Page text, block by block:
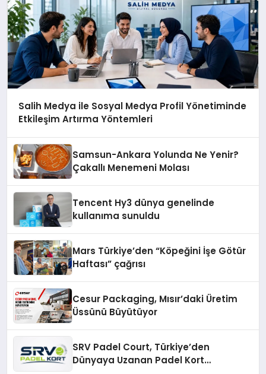
Salih Medya ile Sosyal Medya Profil Yönetiminde
Etkileşim Artırma Yöntemleri
Samsun-Ankara Yolunda Ne Yenir?
Çakallı Menemeni Molası
Tencent Hy3 dünya genelinde
kullanıma sunuldu
Mars Türkiye’den “Köpeğini İşe Götür
Haftası” çağrısı
Cesur Packaging, Mısır’daki Üretim
Üssünü Büyütüyor
SRV Padel Court, Türkiye’den
Dünyaya Uzanan Padel Kort